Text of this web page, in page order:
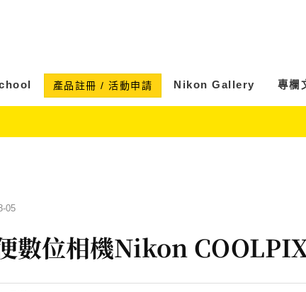
產品註冊 / 活動申請 Nikon Gallery 專欄
05
數位相機Nikon